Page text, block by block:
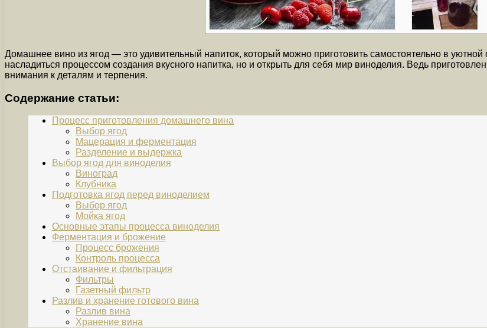
Домашнее вино из ягод — это удивительный напиток, который можно приготовить самостоятельно в уютной
насладиться процессом создания вкусного напитка, но и открыть для себя мир виноделия. Ведь
внимания к деталям и терпения.
Содержание статьи:
Процесс приготовления домашнего вина
Выбор ягод
Мацерация и ферментация
Разделение и выдержка
Выбор ягод для виноделия
Виноград
Клубника
Подготовка ягод перед виноделием
Выбор ягод
Мойка ягод
Основные этапы процесса виноделия
Ферментация и брожение
Процесс брожения
Контроль процесса
Отстаивание и фильтрация
Фильтры
Газетный фильтр
Разлив и хранение готового вина
Разлив вина
Хранение вина